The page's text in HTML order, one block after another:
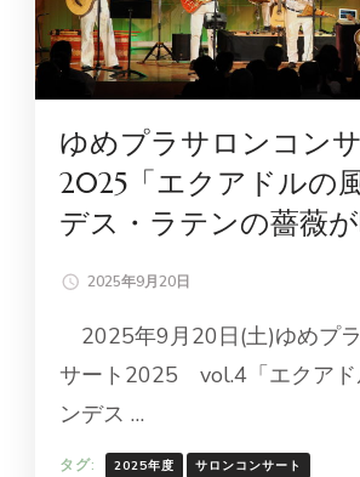
ゆめプラサロンコン
2025「エクアドルの
デス・ラテンの薔薇が
2025年9月20日
2025年9月20日(土)ゆめプ
サート2025 vol.4「エクアド
ンデス …
タグ: 2025年度 サロンコンサート